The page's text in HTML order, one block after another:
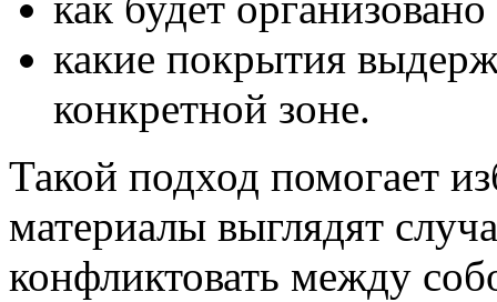
какие покрытия
конкретной зоне.
Такой подход помогает
материалы выглядят
конфликтовать между